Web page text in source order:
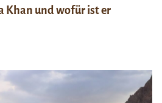
Khan und wofür ist er